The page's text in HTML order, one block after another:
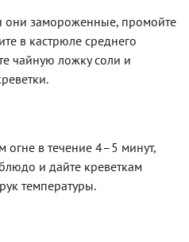
они замороженные, промойте
в кастрюле среднего
чайную ложку соли и
огне в течение 4–5 минут,
и дайте креветкам
температуры.